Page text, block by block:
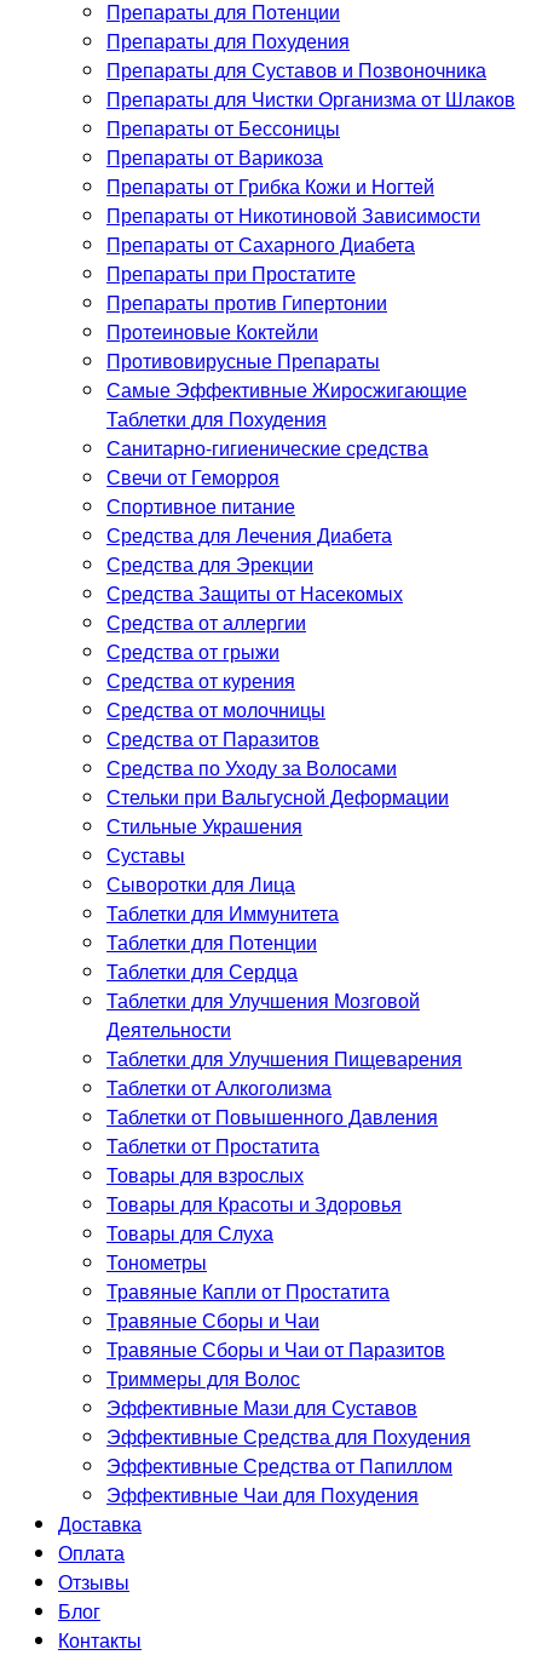
Препараты для Потенции
Препараты для Похудения
Препараты для Суставов и Позвоночника
Препараты для Чистки Организма от Шлаков
Препараты от Бессоницы
Препараты от Варикоза
Препараты от Грибка Кожи и Ногтей
Препараты от Никотиновой Зависимости
Препараты от Сахарного Диабета
Препараты при Простатите
Препараты против Гипертонии
Протеиновые Коктейли
Противовирусные Препараты
Самые Эффективные Жиросжигающие
Таблетки для Похудения
Санитарно-гигиенические средства
Свечи от Геморроя
Спортивное питание
Средства для Лечения Диабета
Средства для Эрекции
Средства Защиты от Насекомых
Средства от аллергии
Средства от грыжи
Средства от курения
Средства от молочницы
Средства от Паразитов
Средства по Уходу за Волосами
Стельки при Вальгусной Деформации
Стильные Украшения
Суставы
Сыворотки для Лица
Таблетки для Иммунитета
Таблетки для Потенции
Таблетки для Сердца
Таблетки для Улучшения Мозговой
Деятельности
Таблетки для Улучшения Пищеварения
Таблетки от Алкоголизма
Таблетки от Повышенного Давления
Таблетки от Простатита
Товары для взрослых
Товары для Красоты и Здоровья
Товары для Слуха
Тонометры
Травяные Капли от Простатита
Травяные Сборы и Чаи
Травяные Сборы и Чаи от Паразитов
Триммеры для Волос
Эффективные Мази для Суставов
Эффективные Средства для Похудения
Эффективные Средства от Папиллом
Эффективные Чаи для Похудения
Доставка
Оплата
Отзывы
Блог
Контакты